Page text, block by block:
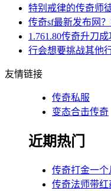
特别戒律的传奇师
传奇sf最新发布网
1.761.80传奇升刀
行会想要挑战其他
友情链接
传奇私服
变态合击传奇
近期热门
传奇打金一
传奇法师带